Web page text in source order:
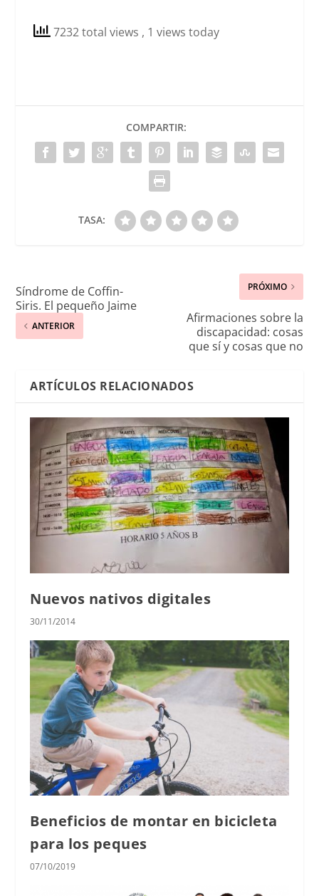
7232 total views , 1 views today
COMPARTIR:
TASA:
Síndrome de Coffin-
Siris. El pequeño Jaime
ANTERIOR
PRÓXIMO
Afirmaciones sobre la
discapacidad: cosas
que sí y cosas que no
ARTÍCULOS RELACIONADOS
Nuevos nativos digitales
30/11/2014
Beneficios de montar en bicicleta
para los peques
07/10/2019